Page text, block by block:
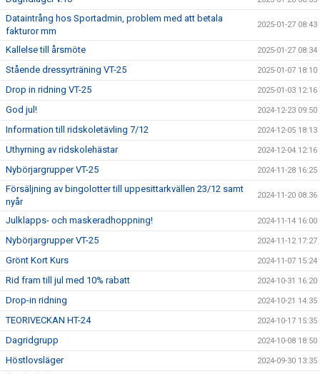
Dataintrång hos Sportadmin, problem med att betala
fakturor mm
2025-01-27 08:43
Kallelse till årsmöte 2025-01-27 08:34
Stående dressyrträning VT-25 2025-01-07 18:10
Drop in ridning VT-25 2025-01-03 12:16
God jul! 2024-12-23 09:50
Information till ridskoletävling 7/12 2024-12-05 18:13
Uthyrning av ridskolehästar 2024-12-04 12:16
Nybörjargrupper VT-25 2024-11-28 16:25
Försäljning av bingolotter till uppesittarkvällen 23/12 samt
nyår
2024-11-20 08:36
Julklapps- och maskeradhoppning! 2024-11-14 16:00
Nybörjargrupper VT-25 2024-11-12 17:27
Grönt Kort Kurs 2024-11-07 15:24
Rid fram till jul med 10% rabatt 2024-10-31 16:20
Drop-in ridning 2024-10-21 14:35
TEORIVECKAN HT-24 2024-10-17 15:35
Dagridgrupp 2024-10-08 18:50
Höstlovsläger 2024-09-30 13:35